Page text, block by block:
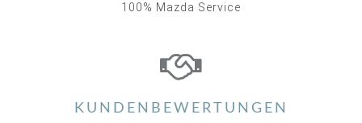
100% Mazda Service
KUNDENBEWERTUNGEN